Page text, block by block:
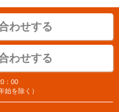
わせする
わせする
：00
始を除く）